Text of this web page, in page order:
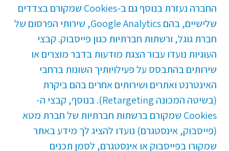
החברה נעזרת בנוסף גם ב-Cookies שמקורם בצדדים
שלישיים, בהם Google Analytics, שירותי הפרסום של
חברת גוגל, ורשתות חברתיות כגון פייסבוק. קבצי
העוגיות נועדו עבור הצגת מודעות בדבר מוצרים או
שירותים בהתבסס על פעילויותיך השונות ברחבי
האינטרנט ואתרים ושירותים אחרים בהם ביקרת
(בשיטה המכונה Retargeting). בנוסף, קבצי ה-
Cookies שמקורם ברשתות חברתיות של חברת מטא
(פייסבוק, אינסטגרם) נועדו להציג לך מידע באתר
שמקורו בפייסבוק או אינסטגרם, לסמן תכנים